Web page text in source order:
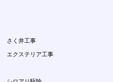
さく井工事
エクステリア工事